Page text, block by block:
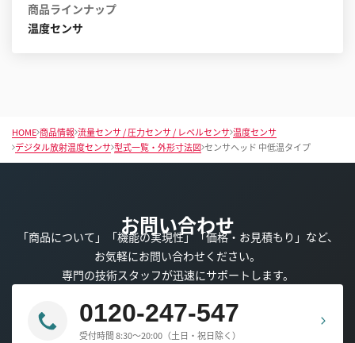
商品ラインナップ
温度センサ
HOME 商品情報 流量センサ / 圧力センサ / レベルセンサ 温度センサ
デジタル放射温度センサ 型式一覧・外形寸法図 センサヘッド 中低温タイプ
お問い合わせ
「商品について」「機能の実現性」「価格・お見積もり」など、
お気軽にお問い合わせください。
専門の技術スタッフが迅速にサポートします。
0120-247-547
受付時間 8:30～20:00（土日・祝日除く）